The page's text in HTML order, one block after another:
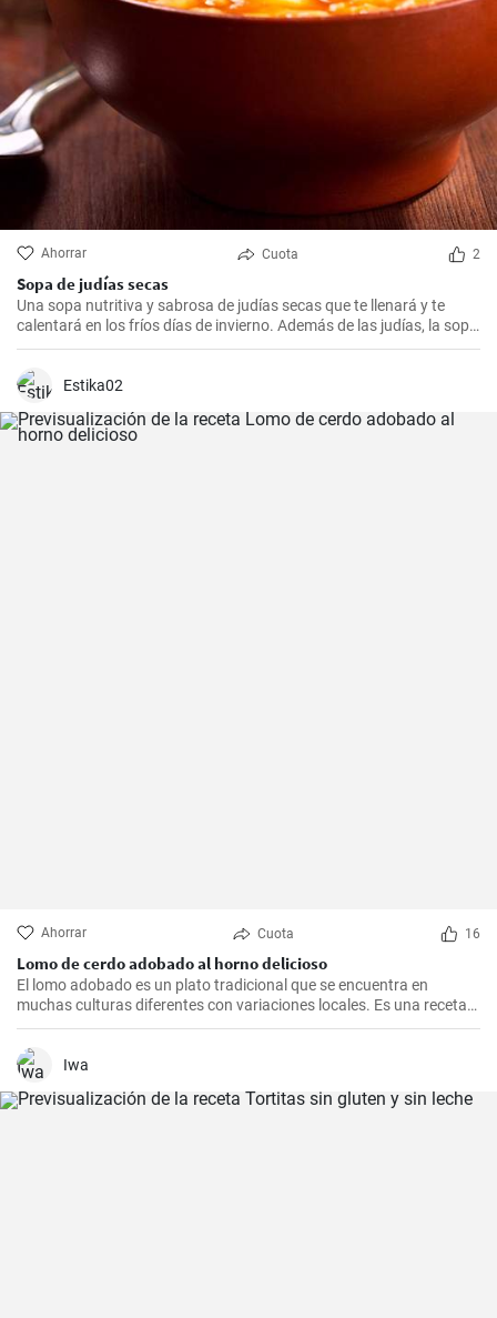
Ahorrar Cuota 2
Sopa de judías secas
Una sopa nutritiva y sabrosa de judías secas que te llenará y te
calentará en los fríos días de invierno. Además de las judías, la sopa
también tiene patatas, zanahorias y cebolla, que le dan un rico
Estika02
Ahorrar Cuota 16
Lomo de cerdo adobado al horno delicioso
El lomo adobado es un plato tradicional que se encuentra en
muchas culturas diferentes con variaciones locales. Es una receta
sencilla y deliciosa que consiste en una pieza jugosa de lomo de
cerdo marinado (adobado) en una mezcla de especias, vinagre y ajo
antes de ser asado hasta quedar tierno y sabroso. Es excelente
Iwa